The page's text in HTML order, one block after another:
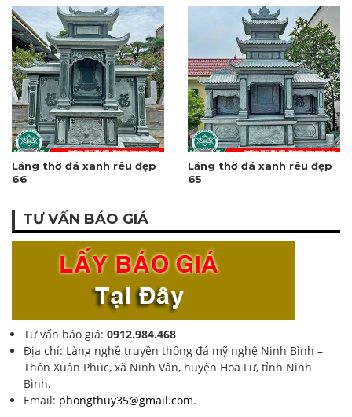
Lăng thờ đá xanh rêu đẹp
66
Lăng thờ đá xanh rêu đẹp
65
TƯ VẤN BÁO GIÁ
Tư vấn báo giá: 0912.984.468
Địa chỉ: Làng nghề truyền thống đá mỹ nghệ Ninh Bình –
Thôn Xuân Phúc, xã Ninh Vân, huyện Hoa Lư, tỉnh Ninh
Bình.
Email: phongthuy35@gmail.com.